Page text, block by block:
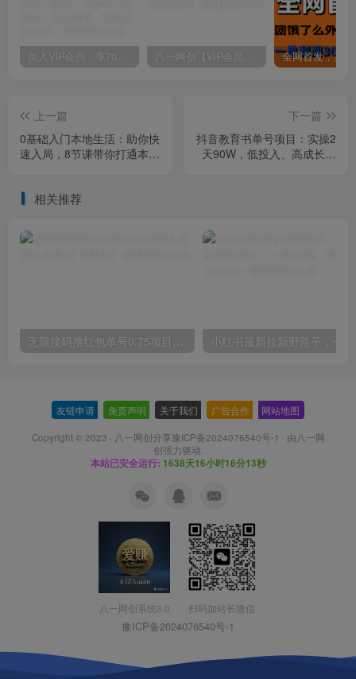
加入VIP会员，享70%的推广提成，免费学习多种网上创业课程，菜鸟秒变大神！ 八一网创【VIP会员专属交流群】
上一篇
0基础入门本地生活：助你快
速入局，8节课带你打通本地
下一篇
抖音教育书单号项目：实操2
天90W，低投入、高成长、
相关推荐
无限接码撸红包单号0.75项目无偿分享给你【揭秘】
友链申请 免责声明 关于我们 广告合作 网站地图
Copyright © 2023 · 八一网创分享豫ICP备2024076540号-1 · 由八一网
创强力驱动.
本站已安全运行: 1638天16小时16分14秒
八一网创系统3.0 扫码加站长微信
豫ICP备2024076540号-1